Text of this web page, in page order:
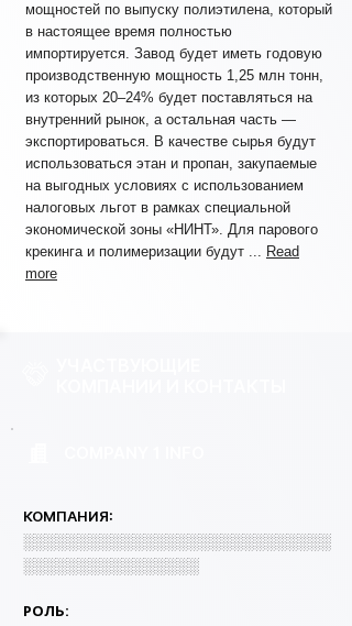
мощностей по выпуску полиэтилена, который
в настоящее время полностью
импортируется. Завод будет иметь годовую
производственную мощность 1,25 млн тонн,
из которых 20–24% будет поставляться на
внутренний рынок, а остальная часть —
экспортироваться. В качестве сырья будут
использоваться этан и пропан, закупаемые
на выгодных условиях с использованием
налоговых льгот в рамках специальной
экономической зоны «НИНТ». Для парового
крекинга и полимеризации будут ... Read
more
КОМПАНИЯ:
░░░░░░░░░░░░░░░░░░░░░░░░░░░░
░░░░░░░░░░░░░░░░
РОЛЬ: